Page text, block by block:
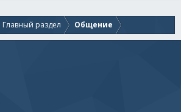
Главный раздел Общение